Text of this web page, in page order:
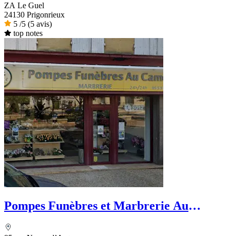
ZA Le Guel
24130 Prigonrieux
5 /5 (5 avis)
top notes
Pompes Funèbres et Marbrerie Au